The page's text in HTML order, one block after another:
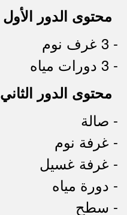
محتوى الدور الأول
- 3 غرف نوم
- 3 دورات مياه
محتوى الدور الثاني
- صالة
- غرفة نوم
- غرفة غسيل
- دورة مياه
- سطح